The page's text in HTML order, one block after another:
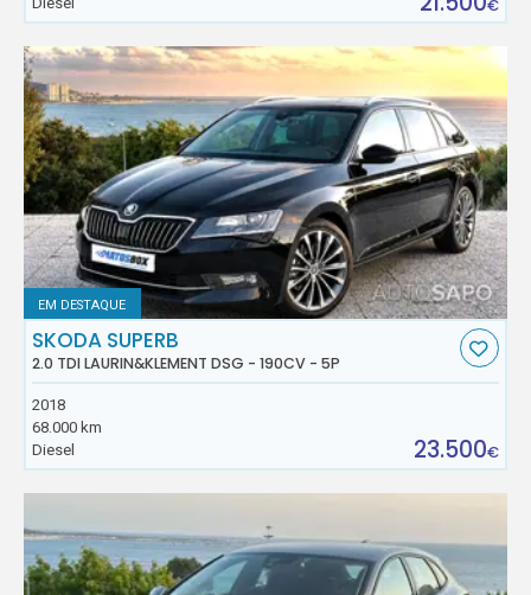
€
EM DESTAQUE
SKODA SUPERB
2.0 TDI LAURIN&KLEMENT DSG - 190CV - 5P
2018
68.000 km
Diesel
23.500€